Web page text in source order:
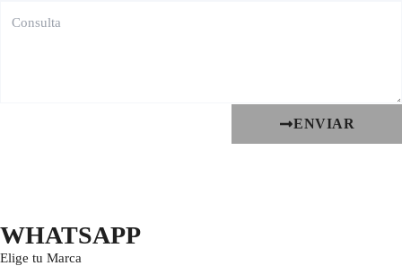
ENVIAR
WHATSAPP
Elige tu Marca